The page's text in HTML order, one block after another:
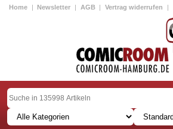
Home | Newsletter | AGB | Vertrag widerrufen |